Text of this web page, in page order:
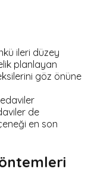
ileri düzey
planlayan
göz önüne
de
en son